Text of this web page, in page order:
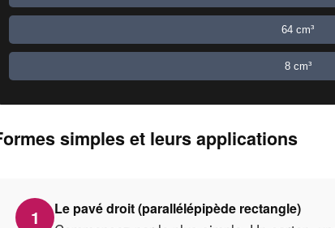
64 cm³
8 cm³
simples et leurs applications
1 Le pavé droit (parallélépipède rectangle)